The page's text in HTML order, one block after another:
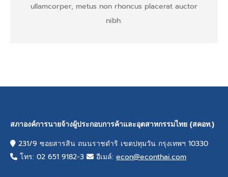
ullamcorper, metus non rhoncus placerat auctor
nibh.
สภาองค์การนายจ้างผู้ประกอบการค้าและอุตสาหกรรมไทย (สคอท.)
231/9 ซอยสารสิน ถนนราชดำริ เขตปทุมวัน กรุงเทพฯ 10330
โทร: 02 651 9182-3
อีเมล์: econ@econthai.com